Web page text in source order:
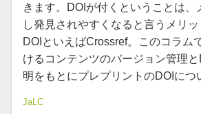
きます。DOIが付くということは、
し発見されやすくなると言うメリッ
DOIといえばCrossref。このコラム
けるコンテンツのバージョン管理
明をもとにプレプリントのDOIにつ
JaLC